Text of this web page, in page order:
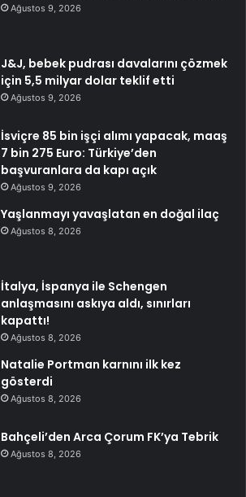
Ağustos 9, 2026
J&J, bebek pudrası davalarını çözmek
için 5,5 milyar dolar teklif etti
Ağustos 9, 2026
İsviçre 85 bin işçi alımı yapacak, maaş
7 bin 275 Euro: Türkiye’den
başvuranlara da kapı açık
Ağustos 9, 2026
Yaşlanmayı yavaşlatan en doğal ilaç
Ağustos 8, 2026
İtalya, İspanya ile Schengen
anlaşmasını askıya aldı, sınırları
kapattı!
Ağustos 8, 2026
Natalie Portman karnını ilk kez
gösterdi
Ağustos 8, 2026
Bahçeli’den Arca Çorum FK’ya Tebrik
Ağustos 8, 2026